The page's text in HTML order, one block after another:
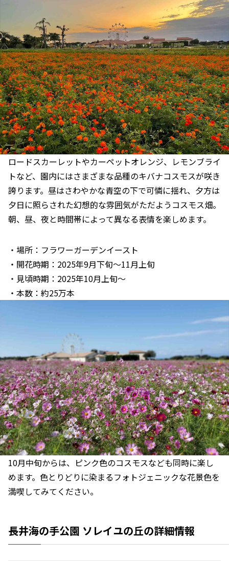
ロードスカーレットやカーペットオレンジ、レモンブライ
トなど、園内にはさまざまな品種のキバナコスモスが咲き
誇ります。昼はさわやかな青空の下で可憐に揺れ、夕方は
夕日に照らされた幻想的な雰囲気がただようコスモス畑。
朝、昼、夜と時間帯によって異なる表情を楽しめます。
・場所：フラワーガーデンイースト
・開花時期：2025年9月下旬～11月上旬
・見頃時期：2025年10月上旬～
・本数：約25万本
10月中旬からは、ピンク色のコスモスなども同時に楽し
めます。色とりどりに染まるフォトジェニックな花景色を
満喫してみてください。
長井海の手公園 ソレイユの丘の詳細情報